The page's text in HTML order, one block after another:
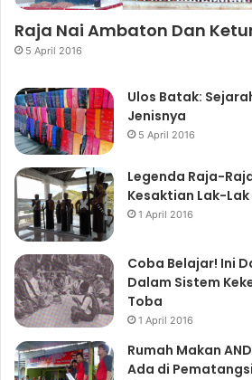
Raja Nai Ambaton Dan
5 April 2016
Ulos Batak:
Jenisnya
5 April 2016
Legenda Raja-
Kesaktian Lak-Lak
1 April 2016
Coba Belajar! Ini
Dalam Sistem
Toba
1 April 2016
Rumah Makan
Ada di